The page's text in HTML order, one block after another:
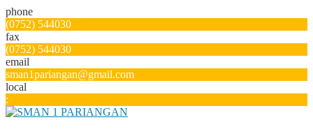
phone
(0752) 544030
fax
(0752) 544030
email
sman1pariangan@gmail.com
local
: